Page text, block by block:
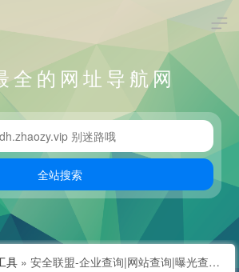
全的网址导航网
具 » 安全联盟-企业查询|网站查询|曝光查询|企业工商查询|企业信用查询|企业失信记录|大数据企业信用平台。